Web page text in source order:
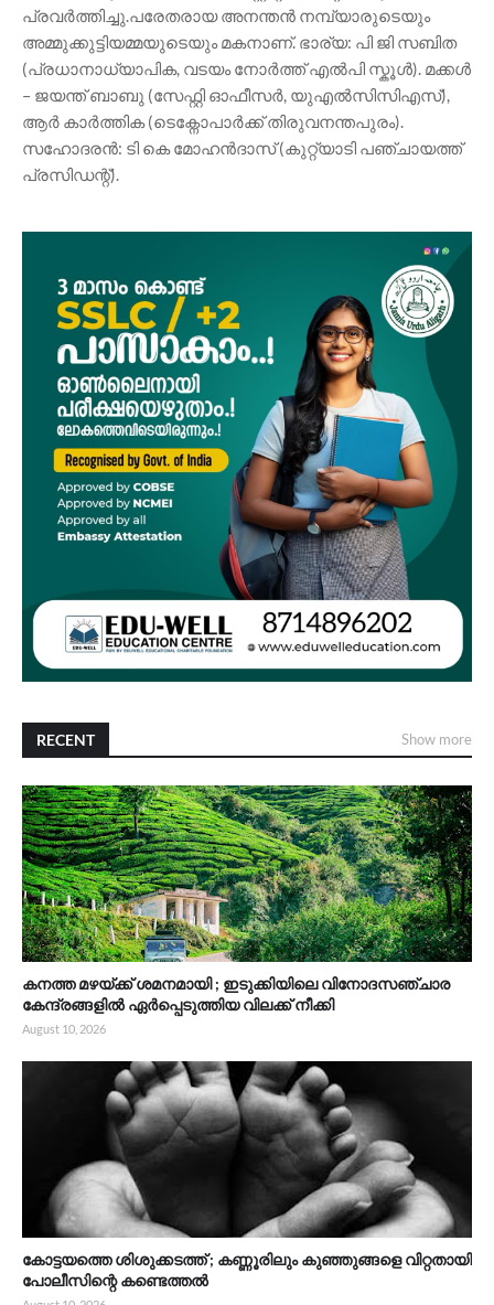
പ്രവർത്തിച്ചു.പരേതരായ അനന്തൻ നമ്പ്യാരുടെയും
അമ്മുക്കുട്ടിയമ്മയുടെയും മകനാണ്‌. ഭാര്യ: പി ജി സബിത
(പ്രധാനാധ്യാപിക, വടയം നോർത്ത്‌ എൽപി സ്കൂൾ). മക്കൾ
– ജയന്ത് ബാബു (സേഫ്റ്റി ഓഫീസർ, യുഎൽസിസിഎസ്),
ആർ കാർത്തിക (ടെക്നോപാർക്ക്‌ തിരുവനന്തപുരം).
സഹോദരൻ: ടി കെ മോഹൻദാസ്‌ (കുറ്റ്യാടി പഞ്ചായത്ത്‌
പ്രസിഡന്റ്‌).
RECENT Show more
കനത്ത മഴയ്ക്ക് ശമനമായി ; ഇടുക്കിയിലെ വിനോദസഞ്ചാര
കേന്ദ്രങ്ങളിൽ ഏർപ്പെടുത്തിയ വിലക്ക് നീക്കി
August 10, 2026
കോട്ടയത്തെ ശിശുക്കടത്ത് ; കണ്ണൂരിലും കുഞ്ഞുങ്ങളെ വിറ്റതായി
പോലീസിന്റെ കണ്ടെത്തല്‍